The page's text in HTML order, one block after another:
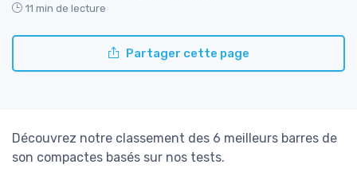
11 min de lecture
Partager cette page
Découvrez notre classement des 6 meilleurs barres de
son compactes basés sur nos tests.